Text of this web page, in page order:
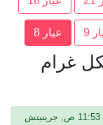
9 عيار 8
غرام